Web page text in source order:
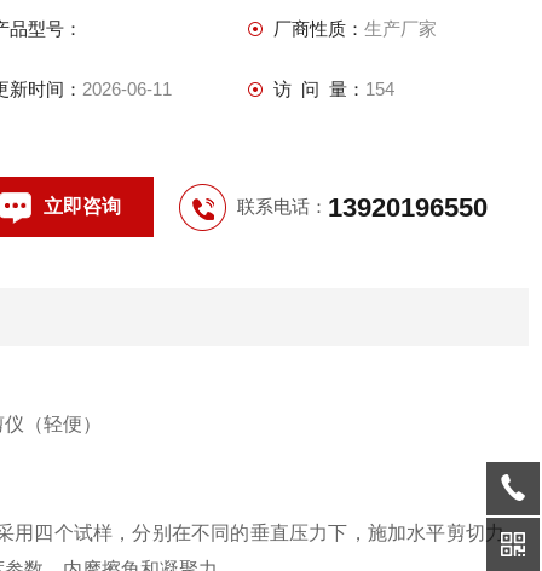
品型号： 厂商性质： 生产厂家
新时间： 2026-06-11 访 问 量： 154
立即咨询 联系电话： 13920196550
用四个试样，分别在不同的垂直压力下，施加水平剪切力